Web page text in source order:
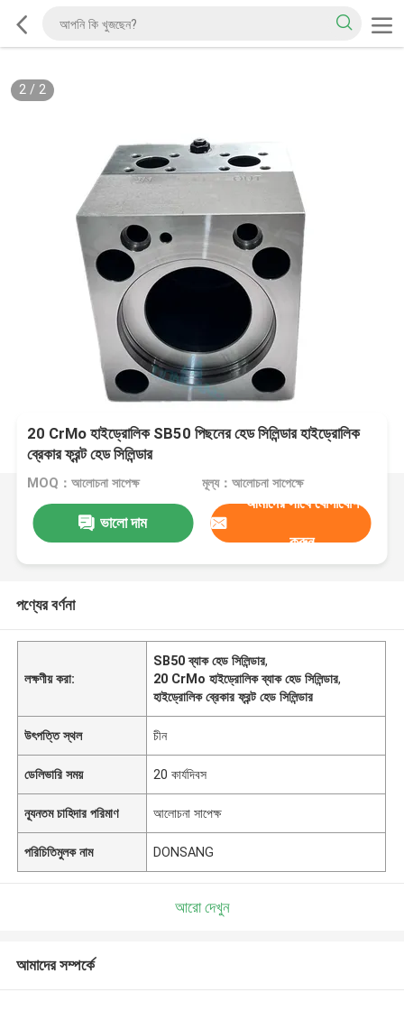
2/ 2
20 CrMo হাইড্রোলিক SB50 পিছনের হেড সিলিন্ডার হাইড্রোলিক
ব্রেকার ফ্রন্ট হেড সিলিন্ডার
MOQ：আলোচনা সাপেক্ষ মূল্য：আলোচনা সাপেক্ষে
ভালো দাম
আমাদের সাথে যোগাযোগ
করুন
পণ্যের বর্ণনা
লক্ষণীয় করা:
SB50 ব্যাক হেড সিলিন্ডার,
20 CrMo হাইড্রোলিক ব্যাক হেড সিলিন্ডার,
হাইড্রোলিক ব্রেকার ফ্রন্ট হেড সিলিন্ডার
উৎপত্তি স্থল চীন
ডেলিভারি সময় 20 কার্যদিবস
ন্যূনতম চাহিদার পরিমাণ আলোচনা সাপেক্ষ
পরিচিতিমুলক নাম DONSANG
আরো দেখুন
আমাদের সম্পর্কে